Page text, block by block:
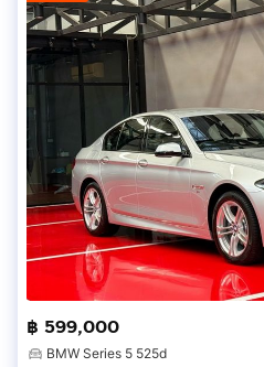
฿ 599,000
BMW Series 5 525d